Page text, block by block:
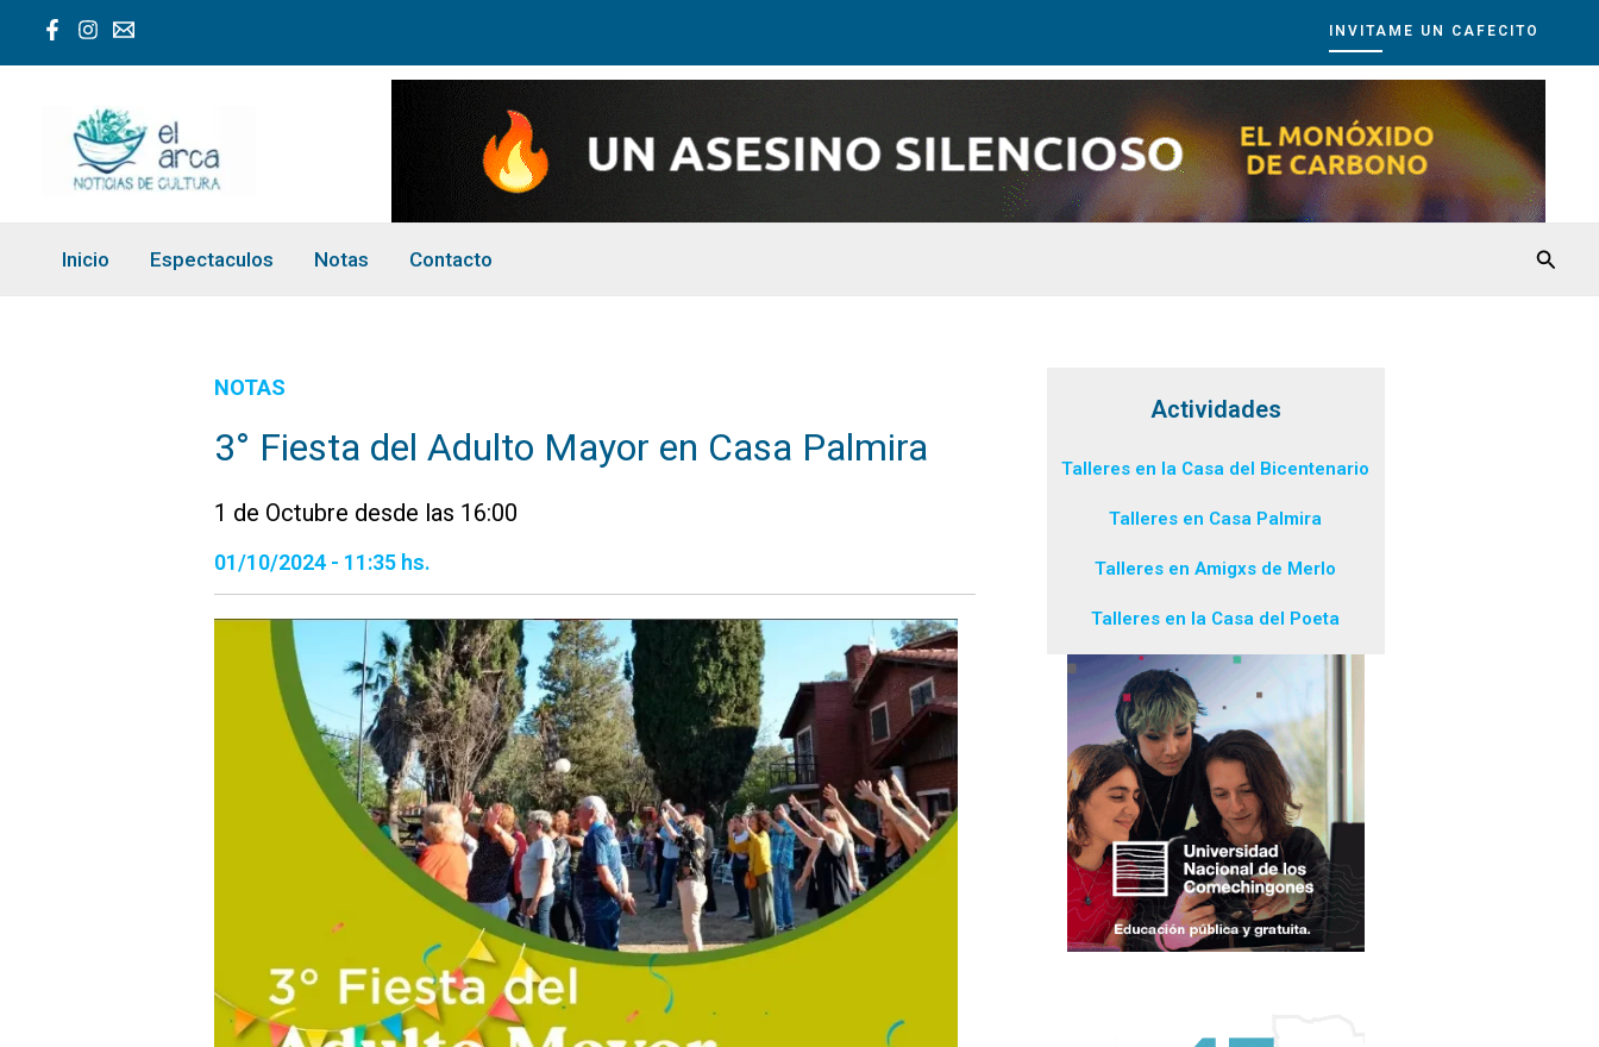
INVITAME UN CAFECITO
Inicio Espectaculos Notas Contacto
NOTAS
3° Fiesta del Adulto Mayor en Casa Palmira
1 de Octubre desde las 16:00
01/10/2024 - 11:35 hs.
Actividades
Talleres en la Casa del Bicentenario
Talleres en Casa Palmira
Talleres en Amigxs de Merlo
Talleres en la Casa del Poeta